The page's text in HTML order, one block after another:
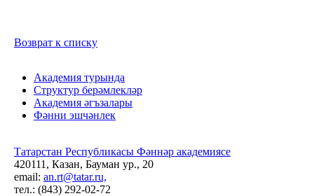
Возврат к списку
Академия турында
Структур берәмлекләр
Академия әгъзалары
Фәнни эшчәнлек
Татарстан Республикасы Фәннәр академиясе
420111, Казан, Бауман ур., 20
email: an.rt@tatar.ru,
тел.: (843) 292-02-72